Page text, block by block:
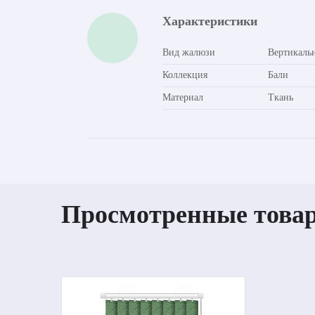
Характеристики
Вид жалюзи
Коллекция Бали
Материал Ткань
Просмотренные